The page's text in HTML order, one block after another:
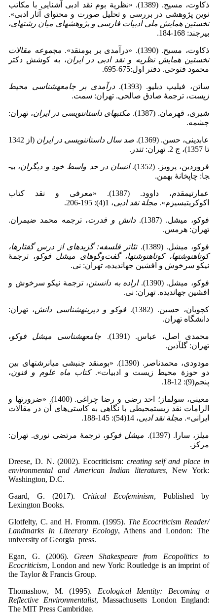
ذکاوت، مسیح. (1389). «نظریة بوم نقد ادبی آشنایی با مکاتب
نوین پژوهشی در بررسی و تحلیل صورت و محتوای آثار ادبی».
نخستین همایش ملی ادبیات فارسی و پژوهش­های میان رشته­ای،
بیرجند: 168-184.
ذکاوت، مسیح. (1390). «درآمدی بر بوم­نقد».
مجموعه مقالات
نخستین همایش نظریه و نقد ادبی در ایران، به کوشش دکتر
محمود فتوحی. دفتر اول:675-695.
ساتن، فیلیپ دبلیو. (1393).
درآمدی بر جامعه­شناسی محیط
زیست، ترجمۀ صادق صالحی. تهران: سمت.
شیری، قهرمان. (1387). مکتب­های داستان­نویسی در ایران، تهران:
چشمه.
عابدینی، حسن. (1369). صد سال داستان­نویسی در ایران
(از 1342
تا 1357)، ج 2. تهران: تندر.
فروردین، پرویز. (1352). انسان در حد واسط خود و دیگران، بی­
جا: چاپ­خانۀ بهمن.
عمارتی­مقدم، داوود. (1387). «معرفی و نقد کتاب
اکوکریتیسیزم». مجلة نقد ادبی، 1(4): 195-206.
فوکو، میشل. (1387). دانش و قدرت، ترجمه محمد ضیمران.
تهران: هرمس.
فوکو، میشل. (1389).
تئاتر فلسفه: گزیده­ای از درس گفتارها،
کوتاه­نوشت­ها، کوتاه­نوشت­ها، گفت‌وگوهای میشل فوکو، ترجمۀ
نیکو سرخوش و افشین جهاندیده، تهران: نی.
فوکو، میشل. (1390). اراده به دانستن، ترجمة نیکو سرخوش و
افشین جهاندیده. تهران: نی.
کچویان، حسین. (1382). فوکو و دیرینه­شناسی دانش، تهران:
دانشگاه تهران.
محمدی اصل، عباس. (1391). جامعه­شناسی میشل فوکو،
تهران: گل­آذین.
مودودی، محمدناصر. (1390). «بوم­نقد جنبشی میان­رشته­ای بین
دو حوزة محیط زیست و ادبیات».کتاب ماه علوم و فنون،
پنجم(9): 12-18.
معینی، سولماز؛ احد رضی و رضا چراغی. (1400). «ضرورت­ها و
الزامات نقد زیست­محیطی با نگاهی به کاستی‌های آن در مقالات
ایرانی». مجلة نقد ادبی، 14(54): 145-188.
میلز، سارا. (1397). میشل فوکو، ترجمۀ مرتضی نوری. تهران:
مرکز.
Dreese, D. N. (2002). Ecocriticism: creating self and place in
environmental and American Indian literatures, New York:
Washington, D.C.
Gaard, G. (2017). Critical Ecofeminism, Published by
Lexington Books.
Glotfelty, C. and H. Fromm. (1995). The Ecocriticism Reader/
Landmarks In Liteerary Ecology, Athens and London: The
university of Georgia press.
Egan, G. (2006). Green Shakespearefrom Ecopolitics to
Ecocriticism, London and new York: Routledge is an imprint of
the Taylor & Francis Group.
Thomashow, M. (1995). Ecological Identity: Becoming a
Reflective Environmentalist, Massachusetts London England:
The MIT Press Cambridge.